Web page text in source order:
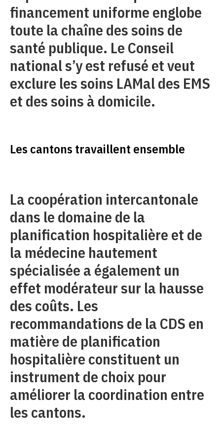
financement uniforme englobe
toute la chaîne des soins de
santé publique. Le Conseil
national s’y est refusé et veut
exclure les soins LAMal des EMS
et des soins à domicile.
Les cantons travaillent ensemble
La coopération intercantonale
dans le domaine de la
planification hospitalière et de
la médecine hautement
spécialisée a également un
effet modérateur sur la hausse
des coûts. Les
recommandations de la CDS en
matière de planification
hospitalière constituent un
instrument de choix pour
améliorer la coordination entre
les cantons.